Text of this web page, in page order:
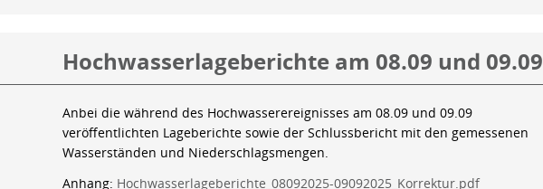
Hochwasserlageberichte am 08.09 und 09.09
Anbei die während des Hochwasserereignisses am 08.09 und 09.09
veröffentlichten Lageberichte sowie der Schlussbericht mit den gemessenen
Wasserständen und Niederschlagsmengen.
Anhang: Hochwasserlageberichte_08092025-09092025_Korrektur.pdf